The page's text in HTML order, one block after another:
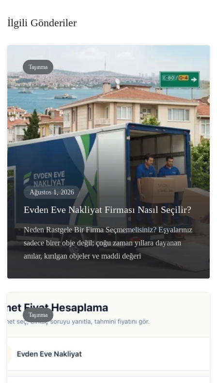
İlgili Gönderiler
Taşınma
Ağustos 1, 2026
Evden Eve Nakliyat Firması Nasıl Seçilir?
Neden Rastgele Bir Firma Seçmemelisiniz? Eşyalarınız
sadece birer obje değil; çoğu zaman yıllara dayanan
anılar, kırılgan objeler ve maddi değeri
Taşınma